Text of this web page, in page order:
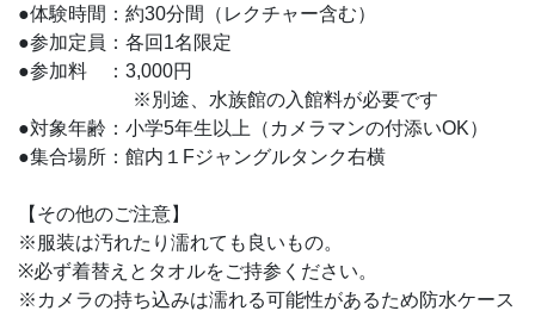
●体験時間：約30分間（レクチャー含む）
●参加定員：各回1名限定
●参加料 ：3,000円
※別途、水族館の入館料が必要です
●対象年齢：小学5年生以上（カメラマンの付添いOK）
●集合場所：館内１Fジャングルタンク右横
【その他のご注意】
※服装は汚れたり濡れても良いもの。
※必ず着替えとタオルをご持参ください。
※カメラの持ち込みは濡れる可能性があるため防水ケース